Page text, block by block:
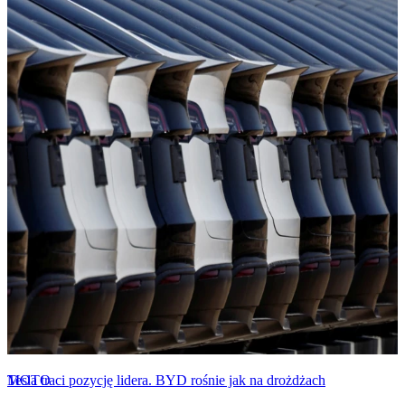
MOTO
Tesla traci pozycję lidera. BYD rośnie jak na drożdżach